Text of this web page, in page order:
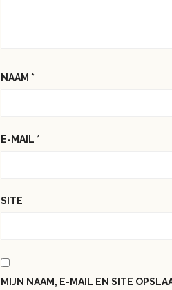
NAAM *
E-MAIL *
SITE
MIJN NAAM, E-MAIL EN SITE